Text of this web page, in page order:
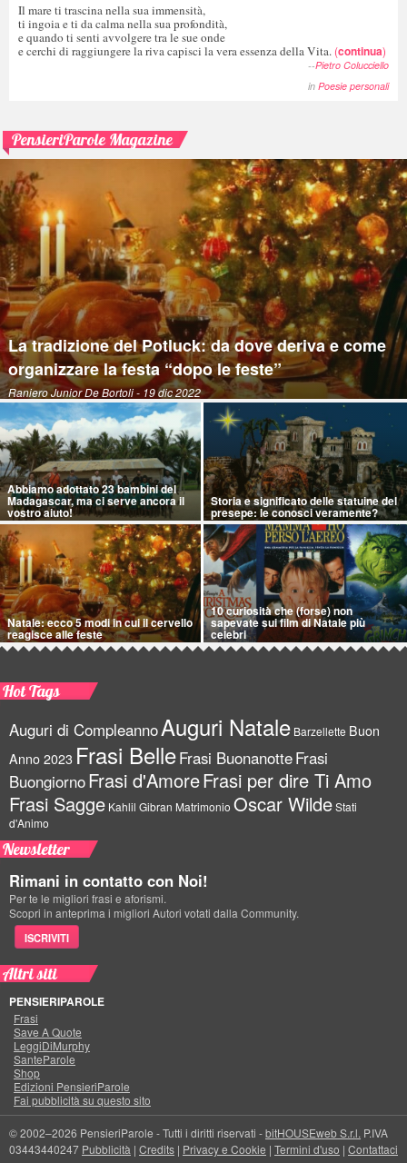
Il mare ti trascina nella sua immensità,
ti ingoia e ti da calma nella sua profondità,
e quando ti senti avvolgere tra le sue onde
e cerchi di raggiungere la riva capisci la vera essenza della Vita. (continua)
--Pietro Colucciello
in Poesie personali
PensieriParole Magazine
La tradizione del Potluck: da dove deriva e come
organizzare la festa “dopo le feste”
Raniero Junior De Bortoli- 19 dic 2022
Abbiamo adottato 23 bambini del
Madagascar, ma ci serve ancora il
vostro aiuto!
Storia e significato delle statuine del
presepe: le conosci veramente?
Natale: ecco 5 modi in cui il cervello
reagisce alle feste
10 curiosità che (forse) non
sapevate sui film di Natale più
celebri
Hot Tags
Auguri di CompleannoAuguri Natale Barzellette Buon
Anno 2023 Frasi BelleFrasi BuonanotteFrasi
BuongiornoFrasi d'AmoreFrasi per dire Ti Amo
Frasi Sagge Kahlil Gibran Matrimonio Oscar WildeStati
d'Animo
Newsletter
Rimani in contatto con Noi!
Per te le migliori frasi e aforismi.
Scopri in anteprima i migliori Autori votati dalla Community.
ISCRIVITI
Altri siti
PENSIERIPAROLE
Frasi
Save A Quote
LeggiDiMurphy
SanteParole
Shop
Edizioni PensieriParole
Fai pubblicità su questo sito
© 2002–2026 PensieriParole - Tutti i diritti riservati -bitHOUSEweb S.r.l. P.IVA
03443440247 Pubblicità | Credits | Privacy e Cookie | Termini d'uso | Contattaci